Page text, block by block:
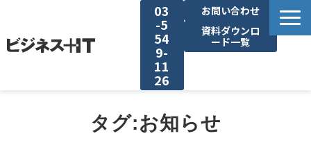
03
-5
54
9-
11
26
お問い合わせ
資料ダウンロ
ード一覧
タグ:お知らせ